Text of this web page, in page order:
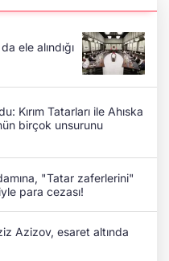
ele alındığı
Kırım Tatarları ile Ahıska
birçok unsurunu
"Tatar zaferlerini"
para cezası!
Azizov, esaret altında